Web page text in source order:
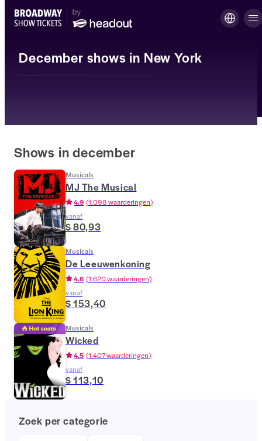
December shows in New York
Shows in december
Musicals
MJ The Musical
4.9 (1.098 waarderingen)
vanaf
$ 80,93
Musicals
De Leeuwenkoning
4.6 (1.620 waarderingen)
vanaf
$ 153,40
Musicals
Wicked
4.5 (1.407 waarderingen)
vanaf
$ 113,10
Zoek per categorie